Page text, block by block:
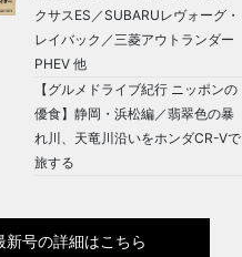
クサスES／SUBARUレヴォーグ・
レイバック／三菱アウトランダー
PHEV 他
【グルメドライブ紀行 ニッポンの
優食】静岡・浜松編／翡翠色の暴
れ川、天竜川沿いをホンダCR-Vで
旅する
新号の詳細はこちら